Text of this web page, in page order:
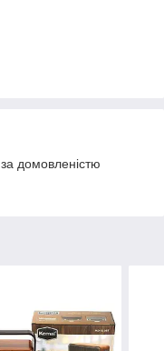
домовленістю